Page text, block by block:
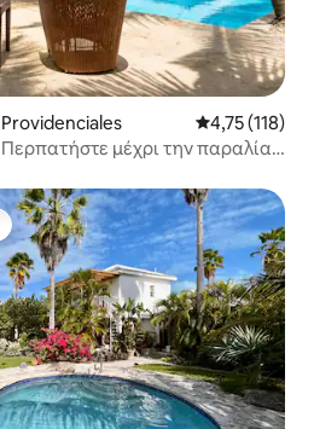
Μέση
4,75 (118)
μέχρι την παραλία,